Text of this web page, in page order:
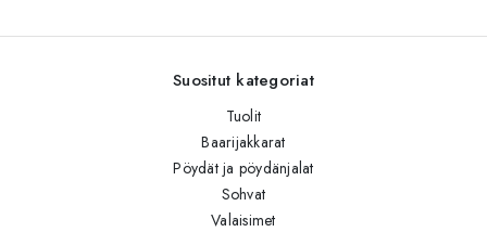
Suositut kategoriat
Tuolit
Baarijakkarat
Pöydät ja pöydänjalat
Sohvat
Valaisimet